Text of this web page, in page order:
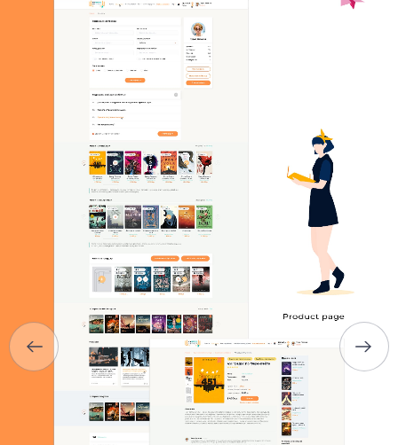
ГЛАВНАЯ
О НАС
УСЛУГИ
ПОРТФОЛИО
БРИФЫ
КАРЬЕРА
БЛОГ
КОНТАКТЫ